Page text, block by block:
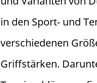
in den Sport- und
verschiedenen
Griffstärken.